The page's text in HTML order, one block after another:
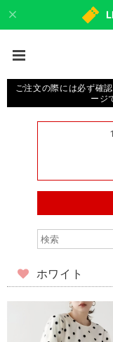
ご注文の際には必ず確
ージ
ホワイト